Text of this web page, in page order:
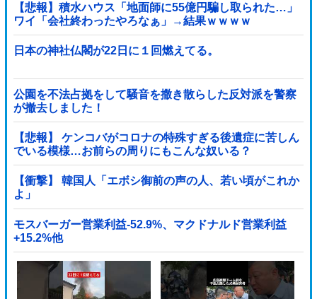
【悲報】積水ハウス「地面師に55億円騙し取られた…」
ワイ「会社終わったやろなぁ」→結果ｗｗｗｗ
日本の神社仏閣が22日に１回燃えてる。
公園を不法占拠をして騒音を撒き散らした反対派を警察
が撤去しました！
【悲報】 ケンコバがコロナの特殊すぎる後遺症に苦しん
でいる模様…お前らの周りにもこんな奴いる？
【衝撃】 韓国人「エボシ御前の声の人、若い頃がこれか
よ」
モスバーガー営業利益-52.9%、マクドナルド営業利益
+15.2%他